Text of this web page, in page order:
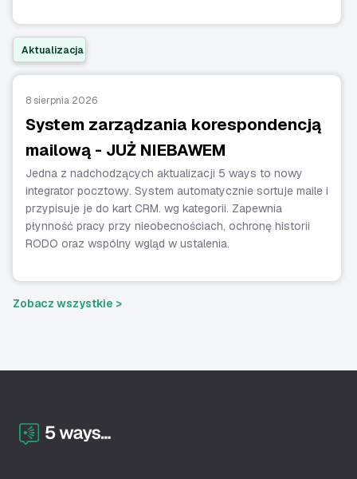
Aktualizacja
8 sierpnia 2026
System zarządzania korespondencją
mailową - JUŻ NIEBAWEM
Jedna z nadchodzących aktualizacji 5 ways to nowy
integrator pocztowy. System automatycznie sortuje maile i
przypisuje je do kart CRM. wg kategorii. Zapewnia
płynność pracy przy nieobecnościach, ochronę historii
RODO oraz wspólny wgląd w ustalenia.
Zobacz wszystkie >